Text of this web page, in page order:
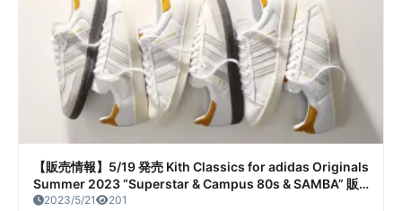
【販売情報】5/19 発売 Kith Classics for adidas Originals
Summer 2023 “Superstar & Campus 80s & SAMBA” 販
売/定価/販売店舗まとめ
2023/5/21 201